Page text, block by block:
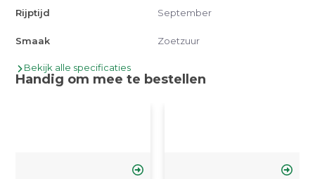
Rijptijd September
Smaak Zoetzuur
Bekijk alle specificaties
Handig om mee te bestellen